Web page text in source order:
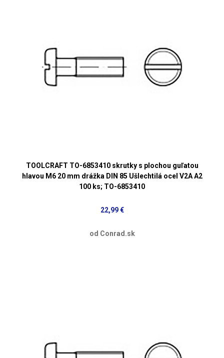
TOOLCRAFT TO-6853410 skrutky s plochou guľatou
hlavou M6 20 mm drážka DIN 85 Ušlechtilá ocel V2A A2
100 ks; TO-6853410
22,99 €
od Conrad.sk